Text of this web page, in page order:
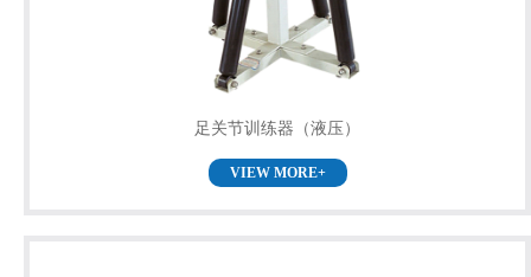
足关节训练器（液压）
VIEW MORE+